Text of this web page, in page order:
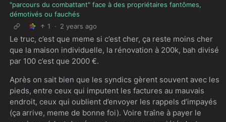
"parcours du combattant" face à des propriétaires fantômes,
démotivés ou fauchés
1
· 2 years ago
Le truc, c’est que meme si c’est cher, ça reste moins cher
que la maison individuelle, la rénovation à 200k, bah divisé
par 100 c’est que 2000 €.
Après on sait bien que les syndics gèrent souvent avec les
pieds, entre ceux qui imputent les factures au mauvais
endroit, ceux qui oublient d’envoyer les rappels d’impayés
(ça arrive, meme de bonne foi). Voire traîne à payer le